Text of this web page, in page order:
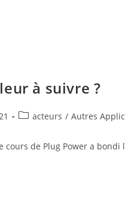
à suivre ?
acteurs / Autres
cours de Plug Power a